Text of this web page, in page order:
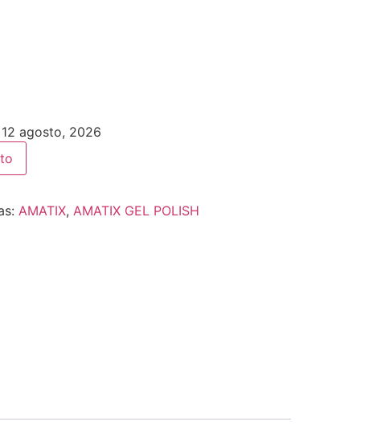
agosto, 2026
AMATIX, AMATIX GEL POLISH